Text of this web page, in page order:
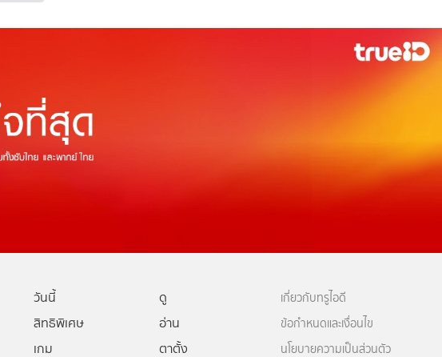
วันนี้
ดู
สิทธิพิเศษ
อ่าน
เกม
ตาตั้ง
เกี่ยวกับทรูไอดี
ข้อกำหนดและเงื่อนไข
นโยบายความเป็นส่วนตัว